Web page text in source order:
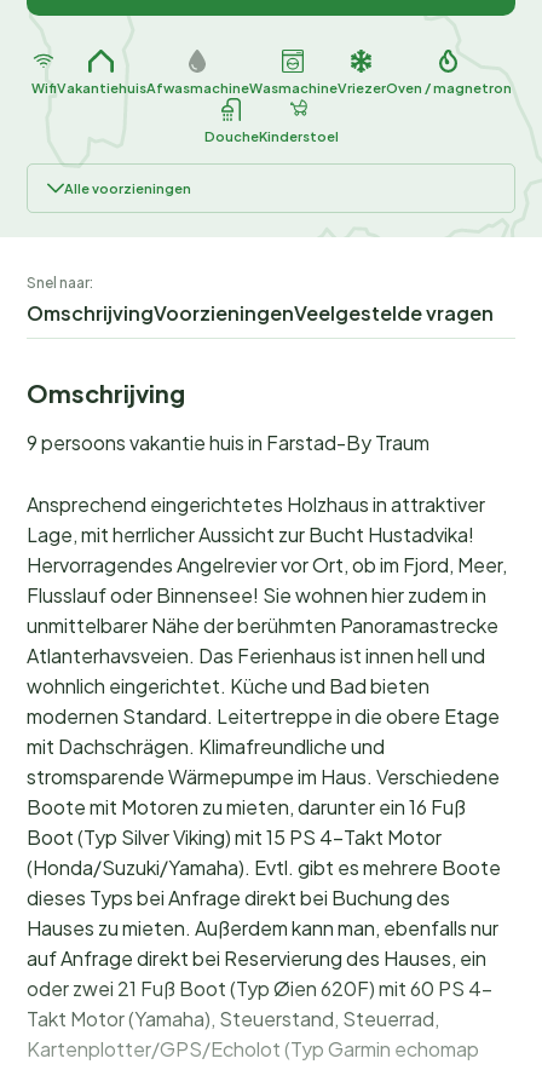
WifiVakantiehuisAfwasmachineWasmachineVriezerOven / magnetron
DoucheKinderstoel
Alle voorzieningen
Snel naar:
OmschrijvingVoorzieningenVeelgestelde vragen
Omschrijving
9 persoons vakantie huis in Farstad-By Traum
Ansprechend eingerichtetes Holzhaus in attraktiver
Lage, mit herrlicher Aussicht zur Bucht Hustadvika!
Hervorragendes Angelrevier vor Ort, ob im Fjord, Meer,
Flusslauf oder Binnensee! Sie wohnen hier zudem in
unmittelbarer Nähe der berühmten Panoramastrecke
Atlanterhavsveien. Das Ferienhaus ist innen hell und
wohnlich eingerichtet. Küche und Bad bieten
modernen Standard. Leitertreppe in die obere Etage
mit Dachschrägen. Klimafreundliche und
stromsparende Wärmepumpe im Haus. Verschiedene
Boote mit Motoren zu mieten, darunter ein 16 Fuß
Boot (Typ Silver Viking) mit 15 PS 4-Takt Motor
(Honda/Suzuki/Yamaha). Evtl. gibt es mehrere Boote
dieses Typs bei Anfrage direkt bei Buchung des
Hauses zu mieten. Außerdem kann man, ebenfalls nur
auf Anfrage direkt bei Reservierung des Hauses, ein
oder zwei 21 Fuß Boot (Typ Øien 620F) mit 60 PS 4-
Takt Motor (Yamaha), Steuerstand, Steuerrad,
Kartenplotter/GPS/Echolot (Typ Garmin echomap